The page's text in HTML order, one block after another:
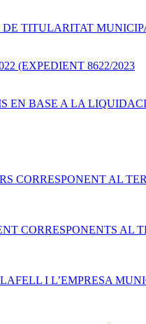
DE TITULARITAT
(EXPEDIENT 8622/2023
EN BASE A LA
CORRESPONENT AL
CORRESPONENTS AL
I L’EMPRESA